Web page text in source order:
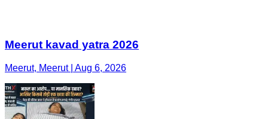
Meerut kavad yatra 2026
Meerut, Meerut | Aug 6, 2026